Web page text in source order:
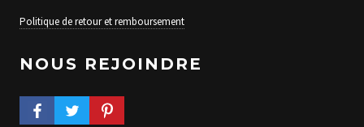
Politique de retour et remboursement
NOUS REJOINDRE
FACEBOOK PROFILE
TWITTER PROFILEPINTEREST PROFILE